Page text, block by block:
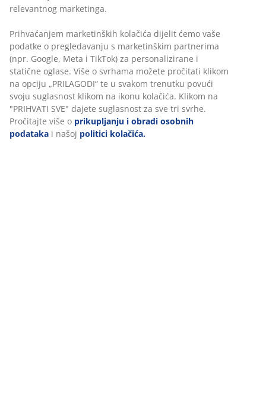
BROJ ARTIKLA: 4912925
Podaci o proizvodu
Komentari
(0)
relevantnog marketinga.
Prihvaćanjem marketinških kolačića dijelit ćemo vaše
podatke o pregledavanju s marketinškim partnerima
(npr. Google, Meta i TikTok) za personalizirane i
statične oglase. Više o svrhama možete pročitati klikom
na opciju „PRILAGODI“ te u svakom trenutku povući
svoju suglasnost klikom na ikonu kolačića. Klikom na
"PRIHVATI SVE" dajete suglasnost za sve tri svrhe.
Pročitajte više o prikupljanju i obradi osobnih
podataka i našoj politici kolačića.